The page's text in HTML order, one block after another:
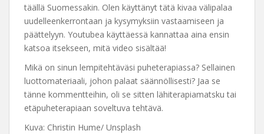
täällä Suomessakin. Olen käyttänyt tätä kivaa välipalaa
uudelleenkerrontaan ja kysymyksiin vastaamiseen ja
päättelyyn. Youtubea käyttäessä kannattaa aina ensin
katsoa itsekseen, mitä video sisältää!
Mikä on sinun lempitehtäväsi puheterapiassa? Sellainen
luottomateriaali, johon palaat säännöllisesti? Jaa se
tänne kommentteihin, oli se sitten lähiterapiamatsku tai
etäpuheterapiaan soveltuva tehtävä.
Kuva: Christin Hume/ Unsplash